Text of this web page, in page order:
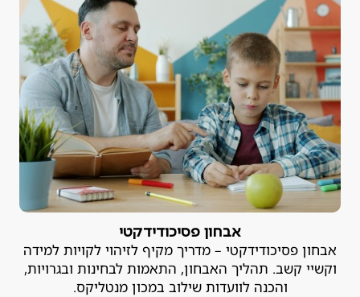
אבחון פסיכודידקטי
אבחון פסיכודידקטי – מדריך מקיף לזיהוי לקויות למידה
וקשיי קשב. תהליך האבחון, התאמות לבחינות ובגרויות,
והכנה לוועדות שילוב במכון מנטליקס.